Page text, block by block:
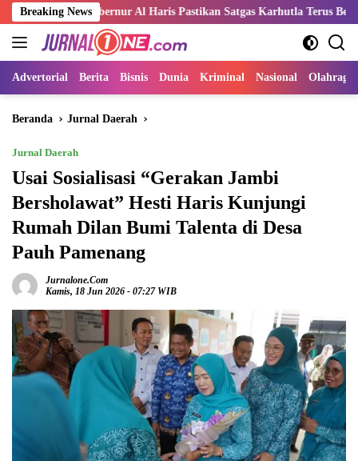
Langsung
ke
konten
Breaking NewsAl Haris Pastikan Satgas Karhutla Terus Bekerja Padamkan
Advertorial Berita Bisnis Dunia Kriminal Nasional Olahraga
Beranda Jurnal Daerah
Jurnal Daerah
Usai Sosialisasi “Gerakan Jambi
Bersholawat” Hesti Haris Kunjungi
Rumah Dilan Bumi Talenta di Desa
Pauh Pamenang
Jurnalone.com
Kamis, 18 Jun 2026 - 07:27 WIB